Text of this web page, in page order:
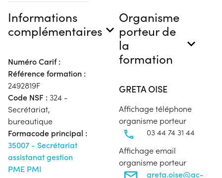
Informations
complémentaires
Numéro Carif :
Référence formation :
2492819F
Code NSF : 324 -
Secrétariat,
bureautique
Formacode principal :
35007 - Secrétariat
assistanat gestion
PME PMI
Organisme
porteur de
la
formation
GRETA OISE
Affichage téléphone
organisme porteur
03 44 74 31 44
Affichage email
organisme porteur
greta.oise@ac-